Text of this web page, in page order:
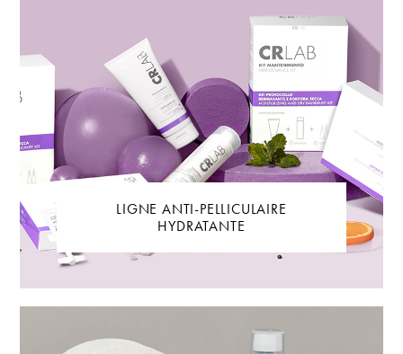
LIGNE ANTI-PELLICULAIRE
HYDRATANTE